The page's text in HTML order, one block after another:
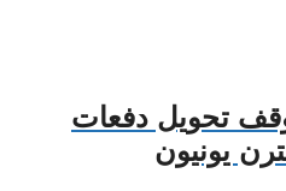
تحويل دفعات
يونيون